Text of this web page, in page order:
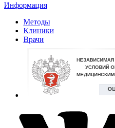
Информация
Методы
Клиники
Врачи